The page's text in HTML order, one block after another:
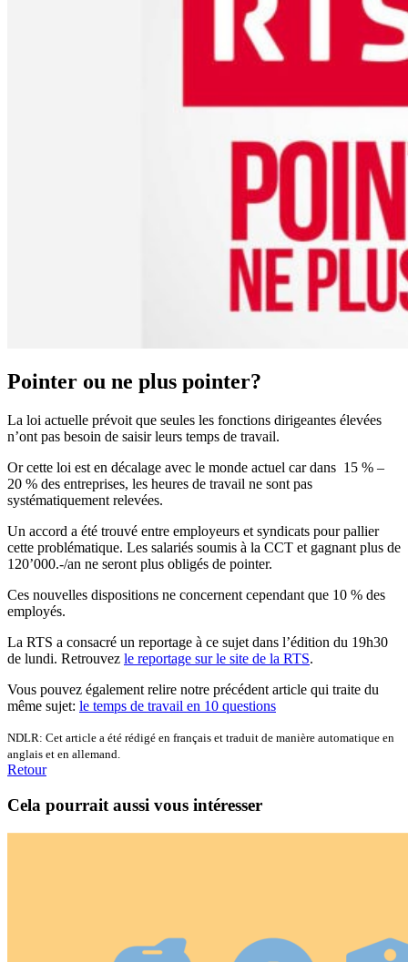
Pointer ou ne plus pointer?
La loi actuelle prévoit que seules les fonctions dirigeantes élevées
n’ont pas besoin de saisir leurs temps de travail.
Or cette loi est en décalage avec le monde actuel car dans 15 % –
20 % des entreprises, les heures de travail ne sont pas
systématiquement relevées.
Un accord a été trouvé entre employeurs et syndicats pour pallier
cette problématique. Les salariés soumis à la CCT et gagnant plus de
120’000.-/an ne seront plus obligés de pointer.
Ces nouvelles dispositions ne concernent cependant que 10 % des
employés.
La RTS a consacré un reportage à ce sujet dans l’édition du 19h30
de lundi. Retrouvez le reportage sur le site de la RTS.
Vous pouvez également relire notre précédent article qui traite du
même sujet: le temps de travail en 10 questions
NDLR: Cet article a été rédigé en français et traduit de manière automatique en
anglais et en allemand.
Retour
Cela pourrait aussi vous intéresser